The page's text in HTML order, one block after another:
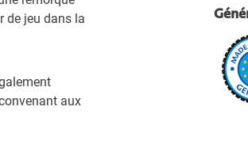
de jeu dans la
aux